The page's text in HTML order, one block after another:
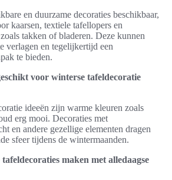
en duurzame decoraties beschikbaar,
kaarsen, textiele tafellopers en
takken of bladeren. Deze kunnen
verlagen en tegelijkertijd een
te bieden.
voor winterse tafeldecoratie
ideeën zijn warme kleuren zoals
erg mooi. Decoraties met
en andere gezellige elementen dragen
sfeer tijdens de wintermaanden.
maken met alledaagse